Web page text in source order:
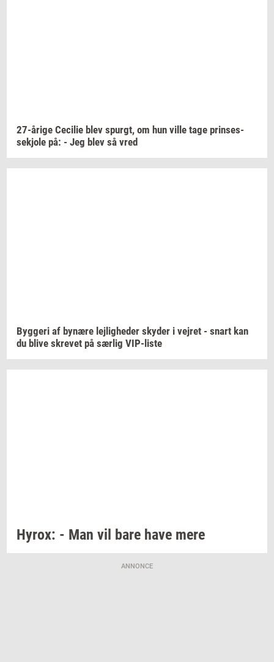
27-​årige Ce­ci­lie blev spurgt, om hun ville tage prin­ses­
sekjo­le på: - Jeg blev så vred
Byg­ge­ri af by­næ­re lej­lig­he­der sky­der i vej­ret - snart kan
du blive skre­vet på sær­lig VIP-​liste
Hyrox: - Man vil bare have mere
ANNONCE